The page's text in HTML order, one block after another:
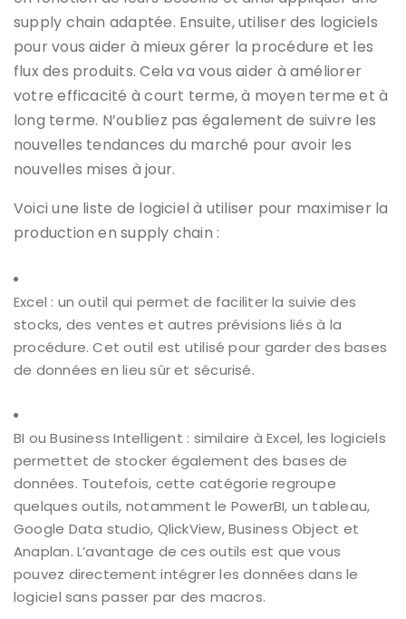
supply chain adaptée. Ensuite, utiliser des logiciels
pour vous aider à mieux gérer la procédure et les
flux des produits. Cela va vous aider à améliorer
votre efficacité à court terme, à moyen terme et à
long terme. N’oubliez pas également de suivre les
nouvelles tendances du marché pour avoir les
nouvelles mises à jour.
Voici une liste de logiciel à utiliser pour maximiser la
production en supply chain :
Excel : un outil qui permet de faciliter la suivie des
stocks, des ventes et autres prévisions liés à la
procédure. Cet outil est utilisé pour garder des bases
de données en lieu sûr et sécurisé.
BI ou Business Intelligent : similaire à Excel, les logiciels
permettet de stocker également des bases de
données. Toutefois, cette catégorie regroupe
quelques outils, notamment le PowerBI, un tableau,
Google Data studio, QlickView, Business Object et
Anaplan. L’avantage de ces outils est que vous
pouvez directement intégrer les données dans le
logiciel sans passer par des macros.